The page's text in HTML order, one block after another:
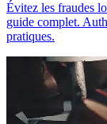
Évitez les fraudes
guide complet.
pratiques.